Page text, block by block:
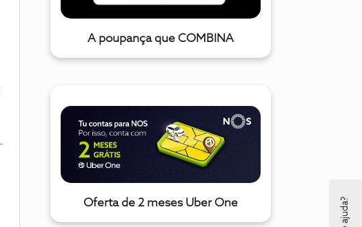
A poupança que COMBINA
Oferta de 2 meses Uber One